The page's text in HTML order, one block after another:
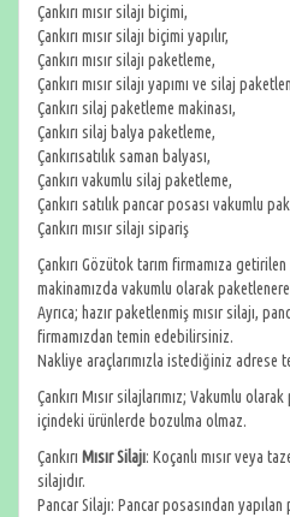
Çankırı mısır silajı biçimi,
Çankırı mısır silajı biçimi yapılır,
Çankırı mısır silajı paketleme,
Çankırı mısır silajı yapımı ve silaj
Çankırı silaj paketleme makinası,
Çankırı silaj balya paketleme,
Çankırısatılık saman balyası,
Çankırı vakumlu silaj paketleme,
Çankırı satılık pancar posası vakumlu
Çankırı mısır silajı sipariş
Çankırı Gözütok tarım firmamıza
makinamızda vakumlu olarak
Ayrıca; hazır paketlenmiş mısır silajı,
firmamızdan temin edebilirsiniz.
Nakliye araçlarımızla istediğiniz adrese
Çankırı Mısır silajlarımız; Vakumlu
içindeki ürünlerde bozulma olmaz.
Çankırı Mısır Silajı: Koçanlı mısır veya
silajıdır.
Pancar Silajı: Pancar posasından yapılan